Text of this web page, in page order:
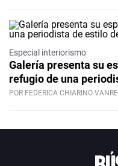
Especial interiorismo
Galería presenta su
refugio de una
POR FEDERICA CHIARINO